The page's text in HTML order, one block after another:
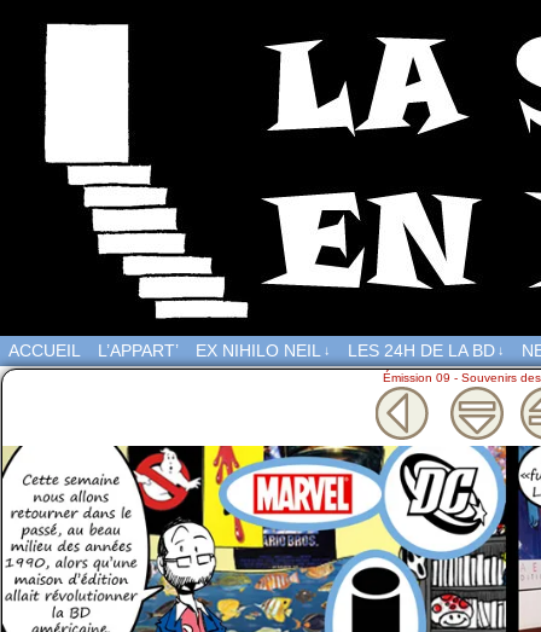
ACCUEIL L’APPART’ EX NIHILO NEIL ↓ LES 24H DE LA BD ↓
Émission 09 - Souvenirs